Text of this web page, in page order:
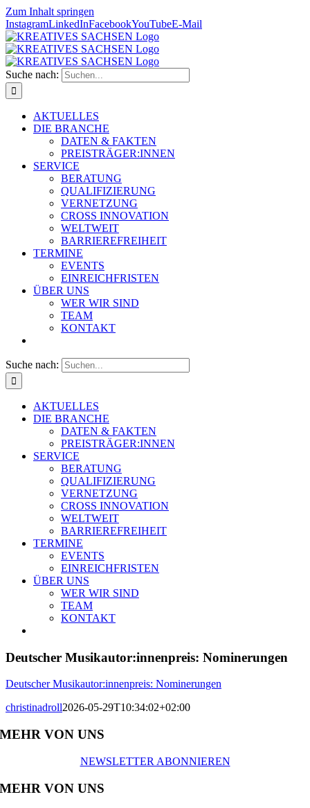
Zum Inhalt springen
InstagramLinkedInFacebookYouTubeE-Mail
Suche nach:
AKTUELLES
DIE BRANCHE
DATEN & FAKTEN
PREISTRÄGER:INNEN
SERVICE
BERATUNG
QUALIFIZIERUNG
VERNETZUNG
CROSS INNOVATION
WELTWEIT
BARRIEREFREIHEIT
TERMINE
EVENTS
EINREICHFRISTEN
ÜBER UNS
WER WIR SIND
TEAM
KONTAKT
Suche nach:
AKTUELLES
DIE BRANCHE
DATEN & FAKTEN
PREISTRÄGER:INNEN
SERVICE
BERATUNG
QUALIFIZIERUNG
VERNETZUNG
CROSS INNOVATION
WELTWEIT
BARRIEREFREIHEIT
TERMINE
EVENTS
EINREICHFRISTEN
ÜBER UNS
WER WIR SIND
TEAM
KONTAKT
Deutscher Musikautor:innenpreis: Nominerungen
Deutscher Musikautor:innenpreis: Nominerungen
christinadroll2026-05-29T10:34:02+02:00
MEHR VON UNS
NEWSLETTER ABONNIEREN
MEHR VON UNS